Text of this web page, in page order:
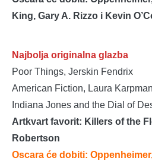
King, Gary A. Rizzo i Kevin
Najbolja originalna glazba
Poor Things, Jerskin Fendrix
American Fiction, Laura Karpman
Indiana Jones and the Dial of
Artkvart favorit: Killers of the
Robertson
Oscara će dobiti: